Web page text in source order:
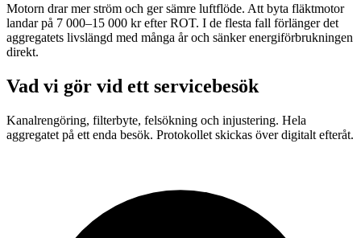
Motorn drar mer ström och ger sämre luftflöde. Att byta fläktmotor
landar på 7 000–15 000 kr efter ROT. I de flesta fall förlänger det
aggregatets livslängd med många år och sänker energiförbrukningen
direkt.
Vad vi gör vid ett servicebesök
Kanalrengöring, filterbyte, felsökning och injustering. Hela
aggregatet på ett enda besök. Protokollet skickas över digitalt efteråt.